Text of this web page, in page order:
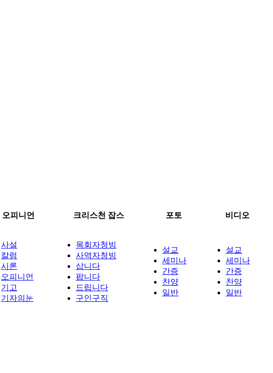
오피니언 크리스천 잡스 포토 비디오
사설
칼럼
시론
오피니언
기고
기자의눈
목회자청빙
사역자청빙
삽니다
팝니다
드립니다
구인구직
설교
세미나
간증
찬양
일반
설교
세미나
간증
찬양
일반